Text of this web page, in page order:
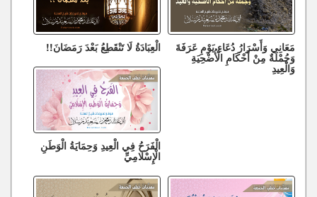
مَعَانِي وَأَسْرَارُ دُعَاءِ يَوْمِ عَرَفَةَ
وَجُمْلَةٌ مِنْ أَحْكَامِ الْأُضْحِيَةِ
وَالْعِيدِ
الْعِبَادَةُ لَا تَنْقَطِعُ بَعْدَ رَمَضَانَ!!
الْفَرَحُ فِي الْعِيدِ وَحِمَايَةُ الْوَطَنِ
الْإِسْلَامِيِّ